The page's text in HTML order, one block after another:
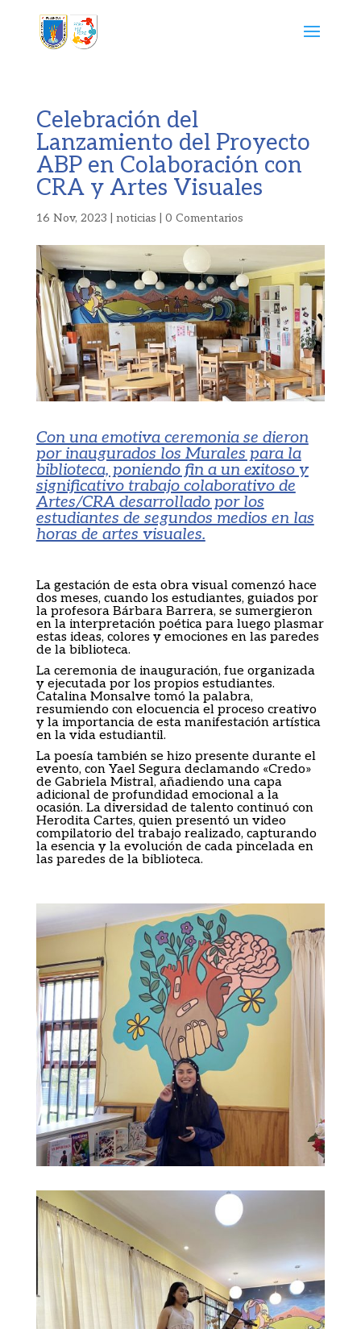
Celebración del
Lanzamiento del Proyecto
ABP en Colaboración con
CRA y Artes Visuales
16 Nov, 2023 noticias 0 Comentarios
Con una emotiva ceremonia se dieron
por inaugurados los Murales para la
biblioteca, poniendo fin a un exitoso y
significativo trabajo colaborativo de
Artes/CRA desarrollado por los
estudiantes de segundos medios en las
horas de artes visuales.
La gestación de esta obra visual comenzó hace
dos meses, cuando los estudiantes, guiados por
la profesora Bárbara Barrera, se sumergieron
en la interpretación poética para luego plasmar
estas ideas, colores y emociones en las paredes
de la biblioteca.
La ceremonia de inauguración, fue organizada
y ejecutada por los propios estudiantes.
Catalina Monsalve tomó la palabra,
resumiendo con elocuencia el proceso creativo
y la importancia de esta manifestación artística
en la vida estudiantil.
La poesía también se hizo presente durante el
evento, con Yael Segura declamando «Credo»
de Gabriela Mistral, añadiendo una capa
adicional de profundidad emocional a la
ocasión. La diversidad de talento continuó con
Herodita Cartes, quien presentó un video
compilatorio del trabajo realizado, capturando
la esencia y la evolución de cada pincelada en
las paredes de la biblioteca.